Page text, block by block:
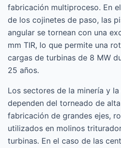
fabricación multiproceso. En
de los cojinetes de paso, las
angular se tornean con una
mm TIR, lo que permite una
cargas de turbinas de 8 MW
25 años.
Los sectores de la minería y
dependen del torneado de
fabricación de grandes ejes,
utilizados en molinos
turbinas. En el caso de las